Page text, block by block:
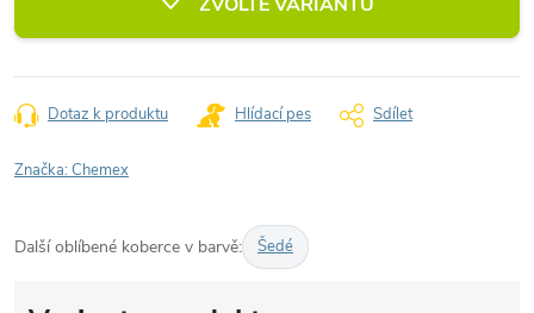
Dotaz k produktu Hlídací pes Sdílet
Značka:Chemex
Další oblíbené koberce v barvě: Šedé